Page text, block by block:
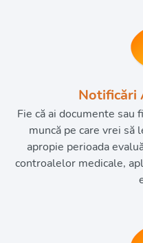
Notificări
Fie că ai documente sau
muncă pe care vrei să
apropie perioada
controalelor medicale,